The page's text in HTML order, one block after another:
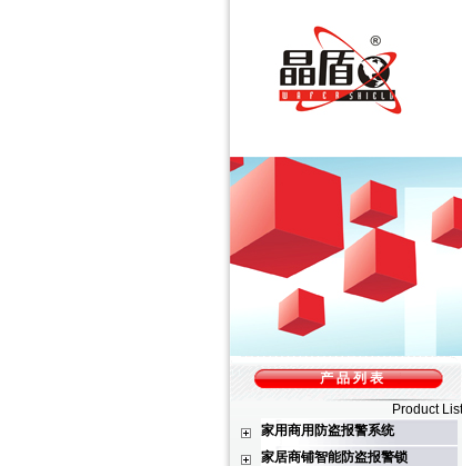
产 品 列 表
Product List
家用商用防盗报警系统
家居商铺智能防盗报警锁